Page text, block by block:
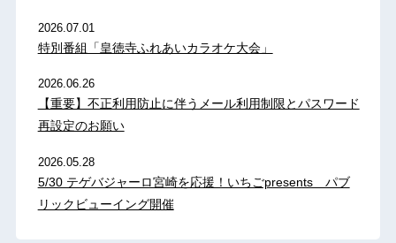
2026.07.01
特別番組「皇徳寺ふれあいカラオケ大会」
2026.06.26
【重要】不正利用防止に伴うメール利用制限とパスワード
再設定のお願い
2026.05.28
5/30 テゲバジャーロ宮崎を応援！いちごpresents パブ
リックビューイング開催